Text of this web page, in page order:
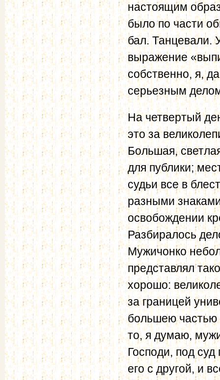
настоящим
было по части
бал. Танцевали.
выражение
собственно, я,
серьезным
На четвертый
это за
Большая,
для публики;
судьи все в
разными
освобождении
Разбиралось
Мужичонко
представлял
хорошо:
за границей
большею частью
то, я думаю,
Господи, под
его с другой, и